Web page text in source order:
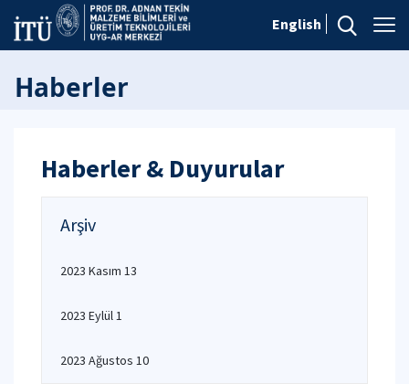
English
Haberler
Haberler & Duyurular
Arşiv
2023 Kasım 13
2023 Eylül 1
2023 Ağustos 10